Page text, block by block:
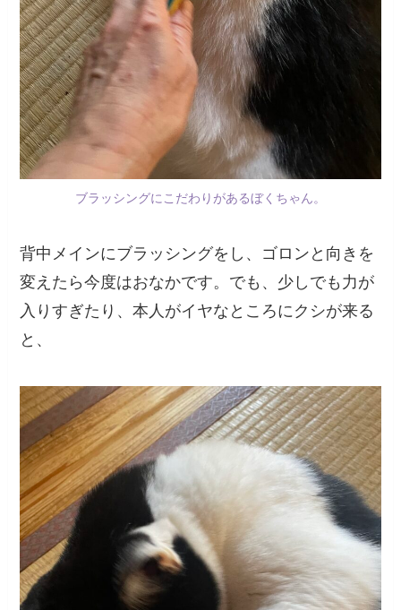
ブラッシングにこだわりがあるぼくちゃん。
背中メインにブラッシングをし、ゴロンと向きを
変えたら今度はおなかです。でも、少しでも力が
入りすぎたり、本人がイヤなところにクシが来る
と、